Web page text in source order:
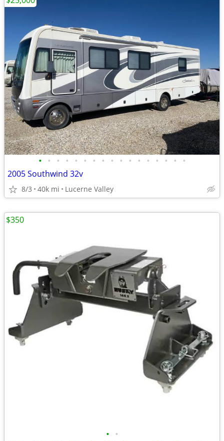
• • • • • • • • • • • • • • • • •
2005 Southwind 32v
8/3 40k mi Lucerne Valley
• •
$350